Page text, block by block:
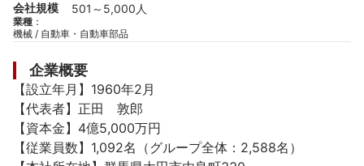
会社規模
501～5,000人
業種 ：
機械 / 自動車・自動車部品
企業概要
【設立年月】1960年2月
【代表者】正田　敦郎
【資本金】4億5,000万円
【従業員数】1,092名（グループ全体：2,588名）